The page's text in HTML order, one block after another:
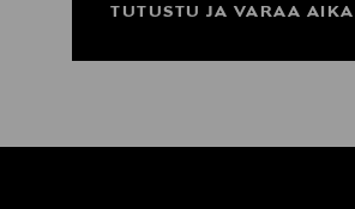
TUTUSTU JA VARAA AIKA